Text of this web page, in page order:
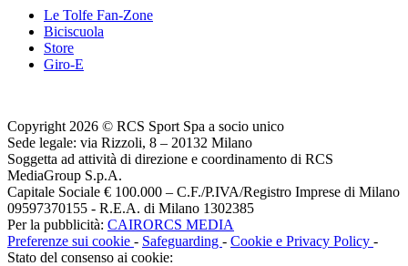
Le Tolfe Fan-Zone
Biciscuola
Store
Giro-E
Copyright 2026 © RCS Sport Spa a socio unico
Sede legale: via Rizzoli, 8 – 20132 Milano
Soggetta ad attività di direzione e coordinamento di RCS
MediaGroup S.p.A.
Capitale Sociale € 100.000 – C.F./P.IVA/Registro Imprese di Milano
09597370155 - R.E.A. di Milano 1302385
Per la pubblicità: CAIRORCS MEDIA
Preferenze sui cookie - Safeguarding - Cookie e Privacy Policy -
Stato del consenso ai cookie: